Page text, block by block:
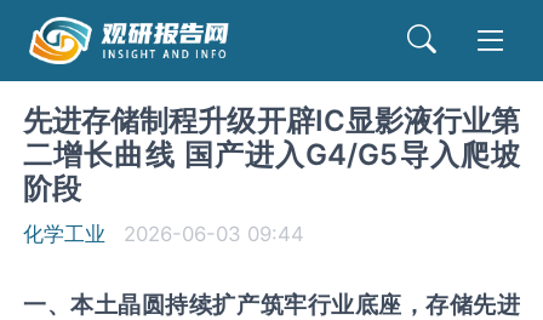
先进存储制程升级开辟IC显影液行业第
二增长曲线 国产进入G4/G5导入爬坡
阶段
化学工业 2026-06-03 09:44
一、本土晶圆持续扩产筑牢行业底座，存储先进